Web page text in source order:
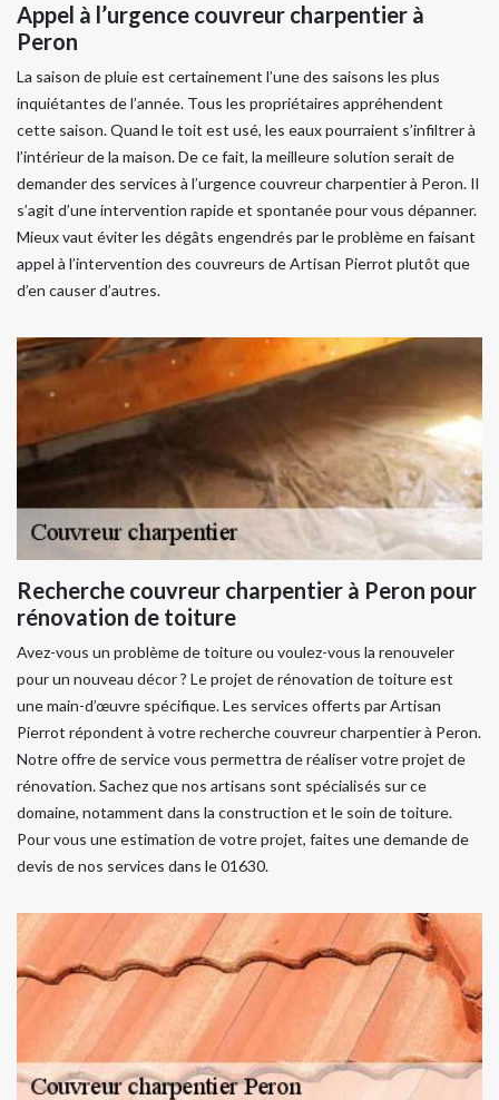
Appel à l’urgence couvreur charpentier à
Peron
La saison de pluie est certainement l’une des saisons les plus
inquiétantes de l’année. Tous les propriétaires appréhendent
cette saison. Quand le toit est usé, les eaux pourraient s’infiltrer à
l’intérieur de la maison. De ce fait, la meilleure solution serait de
demander des services à l’urgence couvreur charpentier à Peron. Il
s’agit d’une intervention rapide et spontanée pour vous dépanner.
Mieux vaut éviter les dégâts engendrés par le problème en faisant
appel à l’intervention des couvreurs de Artisan Pierrot plutôt que
d’en causer d’autres.
Recherche couvreur charpentier à Peron pour
rénovation de toiture
Avez-vous un problème de toiture ou voulez-vous la renouveler
pour un nouveau décor ? Le projet de rénovation de toiture est
une main-d’œuvre spécifique. Les services offerts par Artisan
Pierrot répondent à votre recherche couvreur charpentier à Peron.
Notre offre de service vous permettra de réaliser votre projet de
rénovation. Sachez que nos artisans sont spécialisés sur ce
domaine, notamment dans la construction et le soin de toiture.
Pour vous une estimation de votre projet, faites une demande de
devis de nos services dans le 01630.